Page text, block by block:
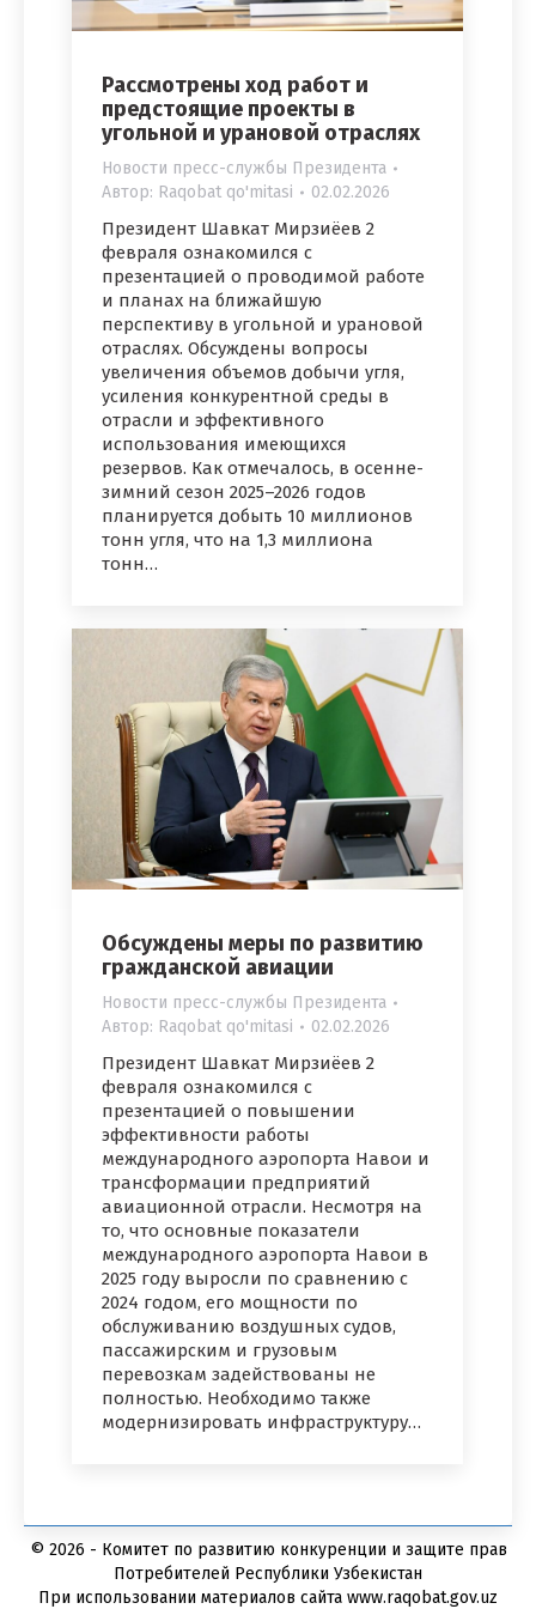
Рассмотрены ход работ и
предстоящие проекты в
угольной и урановой отраслях
Новости пресс-службы Президента
Автор: Raqobat qo'mitasi 02.02.2026
Президент Шавкат Мирзиёев 2
февраля ознакомился с
презентацией о проводимой работе
и планах на ближайшую
перспективу в угольной и урановой
отраслях. Обсуждены вопросы
увеличения объемов добычи угля,
усиления конкурентной среды в
отрасли и эффективного
использования имеющихся
резервов. Как отмечалось, в осенне-
зимний сезон 2025–2026 годов
планируется добыть 10 миллионов
тонн угля, что на 1,3 миллиона
тонн…
Обсуждены меры по развитию
гражданской авиации
Новости пресс-службы Президента
Автор: Raqobat qo'mitasi 02.02.2026
Президент Шавкат Мирзиёев 2
февраля ознакомился с
презентацией о повышении
эффективности работы
международного аэропорта Навои и
трансформации предприятий
авиационной отрасли. Несмотря на
то, что основные показатели
международного аэропорта Навои в
2025 году выросли по сравнению с
2024 годом, его мощности по
обслуживанию воздушных судов,
пассажирским и грузовым
перевозкам задействованы не
полностью. Необходимо также
модернизировать инфраструктуру…
© 2026 - Комитет по развитию конкуренции и защите прав
Потребителей Республики Узбекистан
При использовании материалов сайта www.raqobat.gov.uz